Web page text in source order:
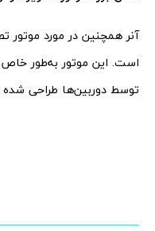
آنر همچنین در مورد
است. این موتور به‌طور خاص
توسط دوربین‌ها طراحی شده